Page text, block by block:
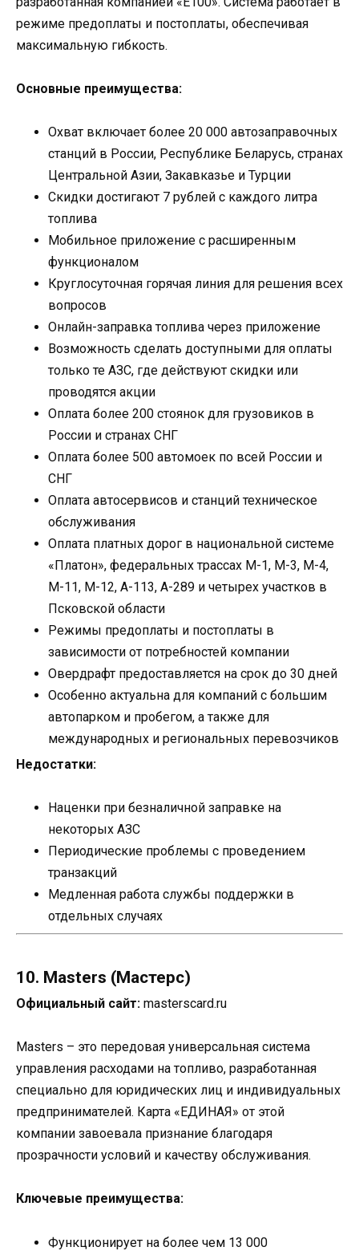
режиме предоплаты и постоплаты, обеспечивая
максимальную гибкость.
Основные преимущества:
Охват включает более 20 000 автозаправочных
станций в России, Республике Беларусь, странах
Центральной Азии, Закавказье и Турции
Скидки достигают 7 рублей с каждого литра
топлива
Мобильное приложение с расширенным
функционалом
Круглосуточная горячая линия для решения всех
вопросов
Онлайн-заправка топлива через приложение
Возможность сделать доступными для оплаты
только те АЗС, где действуют скидки или
проводятся акции
Оплата более 200 стоянок для грузовиков в
России и странах СНГ
Оплата более 500 автомоек по всей России и
СНГ
Оплата автосервисов и станций техническое
обслуживания
Оплата платных дорог в национальной системе
«Платон», федеральных трассах М-1, М-3, М-4,
М-11, М-12, А-113, А-289 и четырех участков в
Псковской области
Режимы предоплаты и постоплаты в
зависимости от потребностей компании
Овердрафт предоставляется на срок до 30 дней
Особенно актуальна для компаний с большим
автопарком и пробегом, а также для
международных и региональных перевозчиков
Недостатки:
Наценки при безналичной заправке на
некоторых АЗС
Периодические проблемы с проведением
транзакций
Медленная работа службы поддержки в
отдельных случаях
10. Masters (Мастерс)
Официальный сайт: masterscard.ru
Masters – это передовая универсальная система
управления расходами на топливо, разработанная
специально для юридических лиц и индивидуальных
предпринимателей. Карта «ЕДИНАЯ» от этой
компании завоевала признание благодаря
прозрачности условий и качеству обслуживания.
Ключевые преимущества:
Функционирует на более чем 13 000